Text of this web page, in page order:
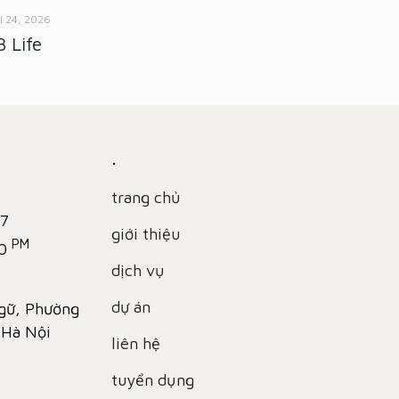
24, 2026
Life
PM
Phường
Nội
.
trang chủ
giới thiệu
dịch vụ
dự án
liên hệ
tuyển dụng